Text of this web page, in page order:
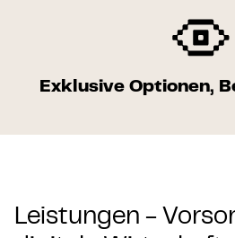
Exklusive Optionen,
Leistungen -